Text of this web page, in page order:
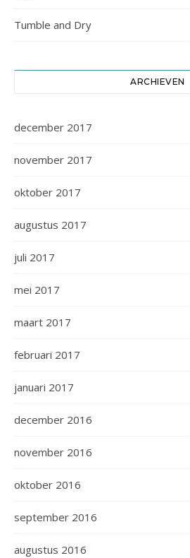
Tumble and Dry
ARCHIEVEN
december 2017
november 2017
oktober 2017
augustus 2017
juli 2017
mei 2017
maart 2017
februari 2017
januari 2017
december 2016
november 2016
oktober 2016
september 2016
augustus 2016